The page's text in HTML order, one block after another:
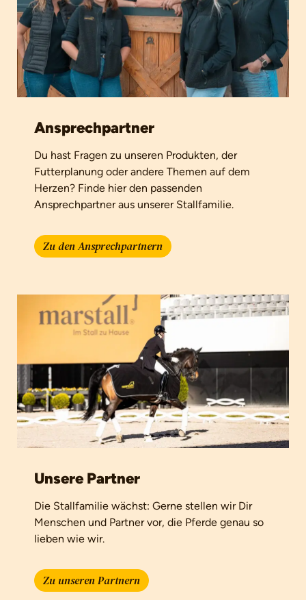
Ansprechpartner
Du hast Fragen zu unseren Produkten, der
Futterplanung oder andere Themen auf dem
Herzen? Finde hier den passenden
Ansprechpartner aus unserer Stallfamilie.
Zu den Ansprechpartnern
Unsere Partner
Die Stallfamilie wächst: Gerne stellen wir Dir
Menschen und Partner vor, die Pferde genau so
lieben wie wir.
Zu unseren Partnern